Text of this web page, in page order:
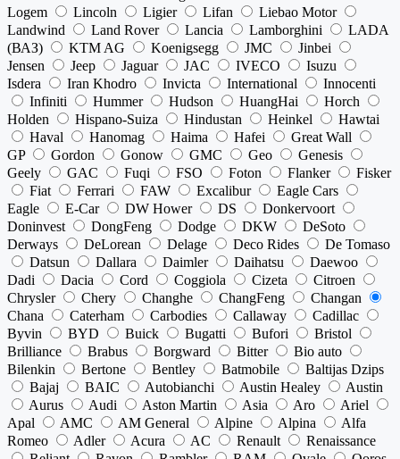
Logem
Lincoln Ligier Lifan
Liebao Motor
Landwind
Land Rover Lancia Lamborghini
LADA
(ВАЗ)
KTM AG Koenigsegg JMC
Jinbei
Jensen
Jeep Jaguar JAC IVECO
Isuzu
Isdera
Iran Khodro Invicta International
Innocenti
Infiniti
Hummer Hudson HuangHai
Horch
Holden
Hispano-Suiza Hindustan Heinkel
Hawtai
Haval
Hanomag Haima Hafei
Great Wall
GP
Gordon Gonow GMC Geo
Genesis
Geely
GAC Fuqi FSO Foton Flanker
Fisker
Fiat
Ferrari FAW Excalibur
Eagle Cars
Eagle
E-Car DW Hower DS
Donkervoort
Doninvest
DongFeng Dodge DKW
DeSoto
Derways
DeLorean Delage Deco Rides
De Tomaso
Datsun
Dallara Daimler Daihatsu
Daewoo
Dadi
Dacia Cord Coggiola Cizeta
Citroen
Chrysler
Chery Changhe ChangFeng
Changan
Chana
Caterham Carbodies Callaway
Cadillac
Byvin
BYD Buick Bugatti Bufori
Bristol
Brilliance
Brabus Borgward Bitter
Bio auto
Bilenkin
Bertone Bentley Batmobile
Baltijas Dzips
Bajaj
BAIC Autobianchi Austin Healey
Austin
Aurus
Audi Aston Martin Asia Aro
Ariel
Apal
AMC AM General Alpine Alpina
Alfa
Romeo
Adler Acura AC Renault
Renaissance